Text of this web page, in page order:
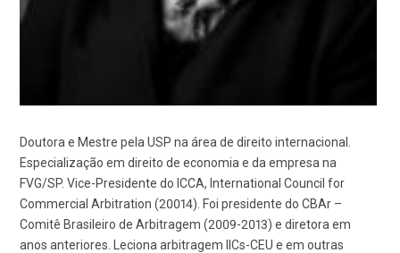
Doutora e Mestre pela USP na área de direito internacional.
Especialização em direito de economia e da empresa na
FVG/SP. Vice-Presidente do ICCA, International Council for
Commercial Arbitration (20014). Foi presidente do CBAr –
Comitê Brasileiro de Arbitragem (2009-2013) e diretora em
anos anteriores. Leciona arbitragem IICs-CEU e em outras